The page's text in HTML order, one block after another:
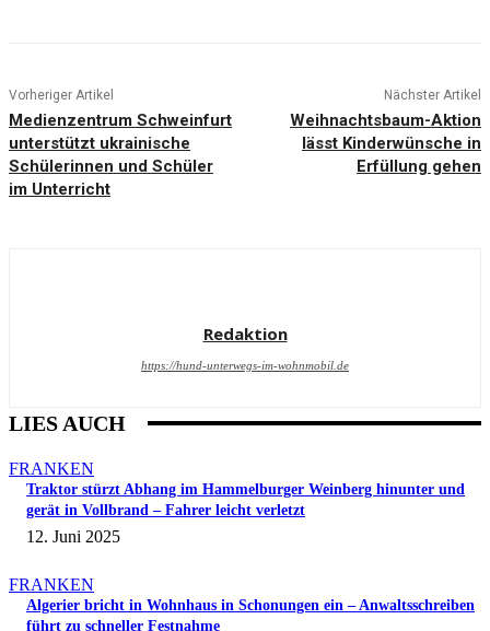
Vorheriger Artikel
Medienzentrum Schweinfurt
unterstützt ukrainische
Schülerinnen und Schüler
im Unterricht
Nächster Artikel
Weihnachtsbaum-Aktion
lässt Kinderwünsche in
Erfüllung gehen
Redaktion
https://hund-unterwegs-im-wohnmobil.de
LIES AUCH
FRANKEN
Traktor stürzt Abhang im Hammelburger Weinberg hinunter und
gerät in Vollbrand – Fahrer leicht verletzt
12. Juni 2025
FRANKEN
Algerier bricht in Wohnhaus in Schonungen ein – Anwaltsschreiben
führt zu schneller Festnahme